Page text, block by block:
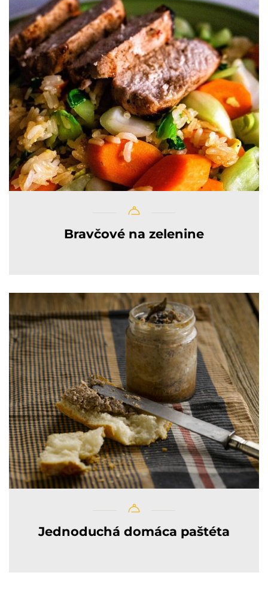
Bravčové na zelenine
Jednoduchá domáca paštéta